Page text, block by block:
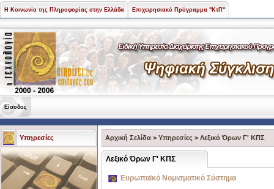
Η Κοινωνία της Πληροφορίας στην Ελλάδα Επιχειρησιακό Πρόγραμμα "ΚτΠ"
Είσοδος
Υπηρεσίες Αρχική Σελίδα > Υπηρεσίες > Λεξικό Όρων Γ' ΚΠΣ
Λεξικό Όρων Γ' ΚΠΣ
Ευρωπαϊκό Νομισματικό Σύστημα